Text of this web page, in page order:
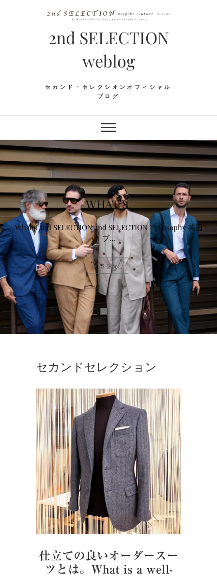
2nd SELECTION
weblog
セカンド・セレクシオンオフィシャル
ブログ
WHAT’S.
What’s 2nd SELECTION 2nd SELECTION Philosophy 英国
ブ…
続きを読む
セカンドセレクション
仕立ての良いオーダースー
ツとは。What is a well-